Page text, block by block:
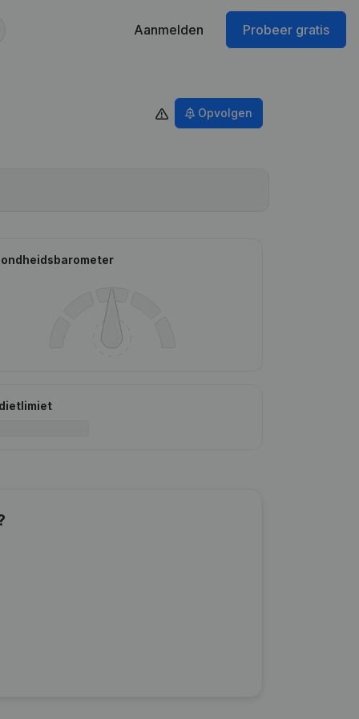
Aanmelden Probeer gratis
Opvolgen